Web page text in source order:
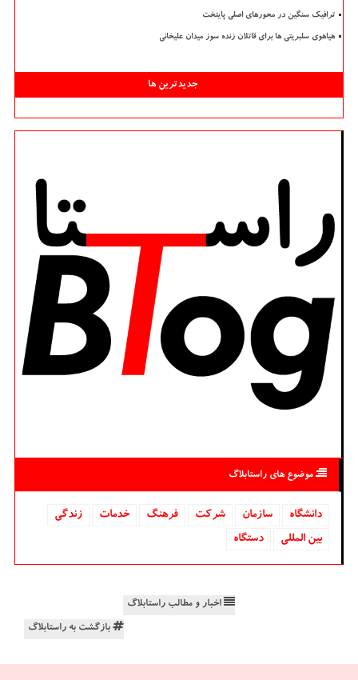
ترافیک سنگین در محورهای اصلی پایتخت
هیاهوی سلبریتی ها برای قاتلان زنده سوز میدان علیخانی
جدیدترین ها
موضوع های راستابلاگ
دانشگاه‌ سازمان شركت فرهنگ خدمات
زندگی
بین المللی
دستگاه
اخبار و مطالب راستابلاگ
بازگشت به راستابلاگ